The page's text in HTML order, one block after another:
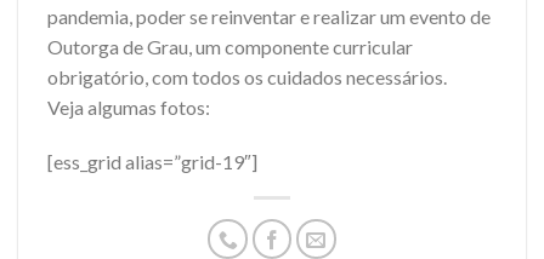
pandemia, poder se reinventar e realizar um evento de
Outorga de Grau, um componente curricular
obrigatório, com todos os cuidados necessários.
Veja algumas fotos:
[ess_grid alias=”grid-19″]